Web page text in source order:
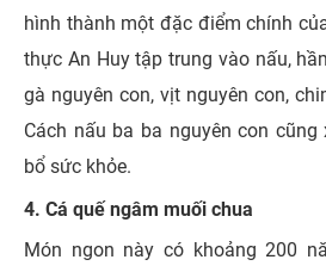
hình thành một đặc điểm chính
thực An Huy tập trung vào nấu,
gà nguyên con, vịt nguyên con,
Cách nấu ba ba nguyên con
bổ sức khỏe.
4. Cá quế ngâm muối chua
Món ngon này có khoảng 200